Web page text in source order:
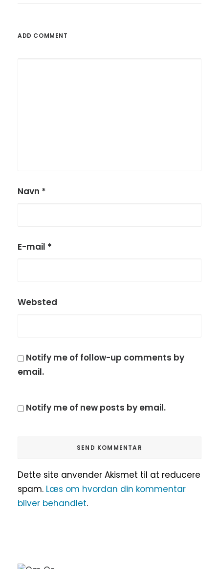
ADD COMMENT
Navn *
E-mail *
Websted
Notify me of follow-up comments by
email.
Notify me of new posts by email.
Dette site anvender Akismet til at reducere
spam. Læs om hvordan din kommentar
bliver behandlet.